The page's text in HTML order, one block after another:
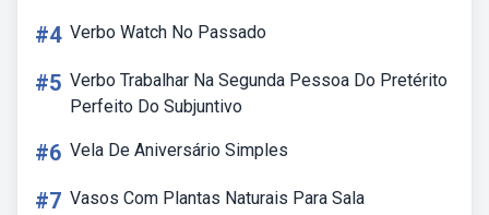
#4 Verbo Watch No Passado
#5 Verbo Trabalhar Na Segunda Pessoa Do Pretérito
Perfeito Do Subjuntivo
#6 Vela De Aniversário Simples
#7 Vasos Com Plantas Naturais Para Sala